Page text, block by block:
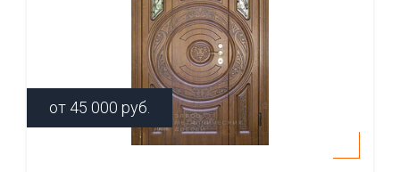
от 45 000 руб.